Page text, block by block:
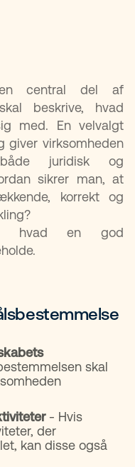
en central del af
beskrive, hvad
med. En velvalgt
giver virksomheden
juridisk og
sikrer man, at
korrekt og
hvad en god
skal
- Hvis
der
kan disse også